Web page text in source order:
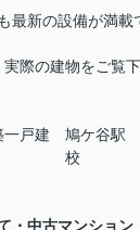
最新の設備が満載
際の建物をご覧
一戸建 鳩ケ谷駅
校
・中古マンション